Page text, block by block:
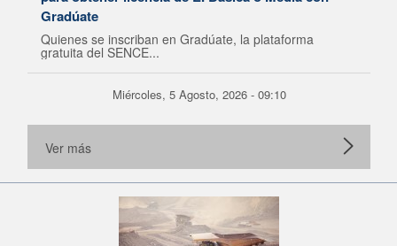
Gradúate
Quienes se inscriban en Gradúate, la plataforma
gratuita del SENCE...
Miércoles, 5 Agosto, 2026 - 09:10
Ver más